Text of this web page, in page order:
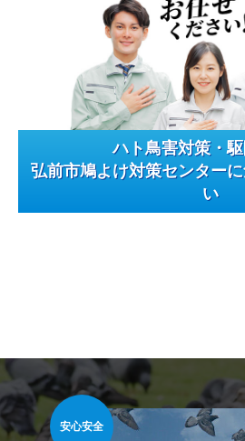
ハト鳥害対策・
弘前市鳩よけ対策センター
い
安心安全